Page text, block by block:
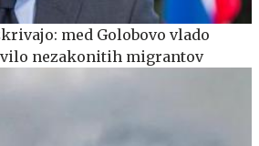
med Golobovo vlado
nezakonitih migrantov